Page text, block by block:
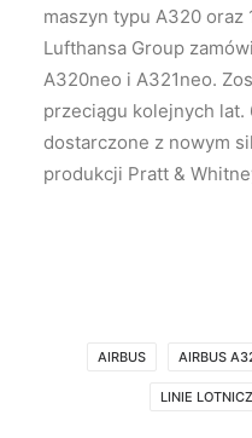
maszyn typu A320 oraz
Lufthansa Group
A320neo i A321neo.
przeciągu kolejnych
dostarczone z nowym
produkcji Pratt &
AIRBUS AIRBUS
LINIE